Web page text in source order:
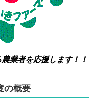
業者を応援します！！
の概要